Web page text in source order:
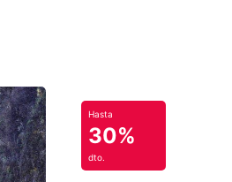
Hasta
30%
dto.